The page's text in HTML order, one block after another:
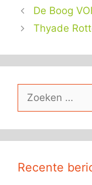
De Boog
Thyade
Zoek
Recente